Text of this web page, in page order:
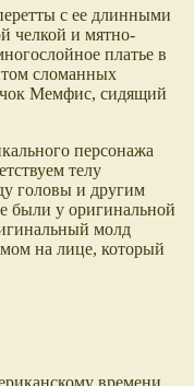
с ее длинными
челкой и мятно-
платье в
сломанных
Мемфис, сидящий
персонажа
телу
головы и другим
были у оригинальной
молд
на лице, который
времени